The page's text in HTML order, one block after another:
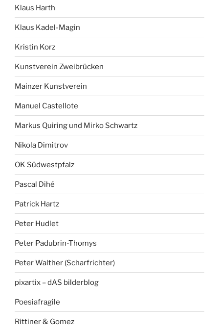
Klaus Harth
Klaus Kadel-Magin
Kristin Korz
Kunstverein Zweibrücken
Mainzer Kunstverein
Manuel Castellote
Markus Quiring und Mirko Schwartz
Nikola Dimitrov
OK Südwestpfalz
Pascal Dihé
Patrick Hartz
Peter Hudlet
Peter Padubrin-Thomys
Peter Walther (Scharfrichter)
pixartix – dAS bilderblog
Poesiafragile
Rittiner & Gomez